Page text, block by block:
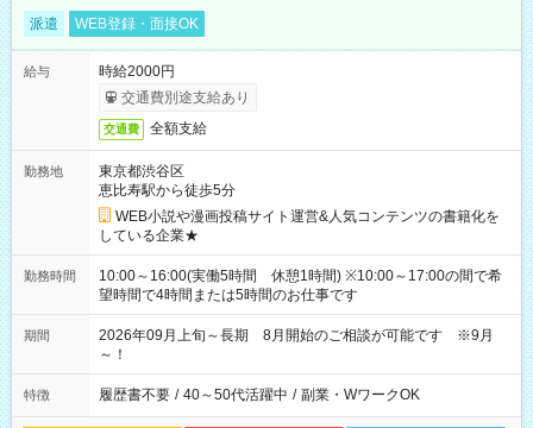
派遣 WEB登録・面接OK
給与
時給2000円
交通費別途支給あり
交通費 全額支給
勤務地
東京都渋谷区
恵比寿駅から徒歩5分
WEB小説や漫画投稿サイト運営&人気コンテンツの書籍化を
している企業★
勤務時間
10:00～16:00(実働5時間 休憩1時間) ※10:00～17:00の間で希
望時間で4時間または5時間のお仕事です
期間
2026年09月上旬～長期 8月開始のご相談が可能です ※9月
～！
特徴 履歴書不要 / 40～50代活躍中 / 副業・WワークOK